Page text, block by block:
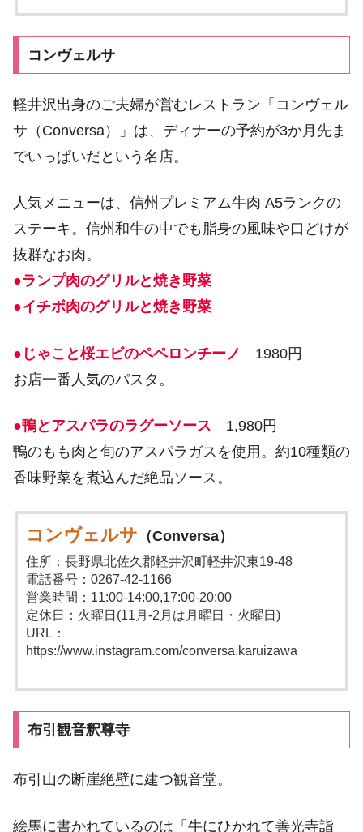
コンヴェルサ
軽井沢出身のご夫婦が営むレストラン「コンヴェル
サ（Conversa）」は、ディナーの予約が3か月先ま
でいっぱいだという名店。
人気メニューは、信州プレミアム牛肉 A5ランクの
ステーキ。信州和牛の中でも脂身の風味や口どけが
抜群なお肉。
●ランプ肉のグリルと焼き野菜
●イチボ肉のグリルと焼き野菜
●じゃこと桜エビのペペロンチーノ
1980円
お店一番人気のパスタ。
●鴨とアスパラのラグーソース 1,980円
鴨のもも肉と旬のアスパラガスを使用。約10種類の
香味野菜を煮込んだ絶品ソース。
コンヴェルサ （Conversa）
住所：長野県北佐久郡軽井沢町軽井沢東19-48
電話番号：0267-42-1166
営業時間：11:00-14:00,17:00-20:00
定休日：火曜日(11月-2月は月曜日・火曜日)
URL：
https://www.instagram.com/conversa.karuizawa
布引観音釈尊寺
布引山の断崖絶壁に建つ観音堂。
絵馬に書かれているのは「牛にひかれて善光寺詣